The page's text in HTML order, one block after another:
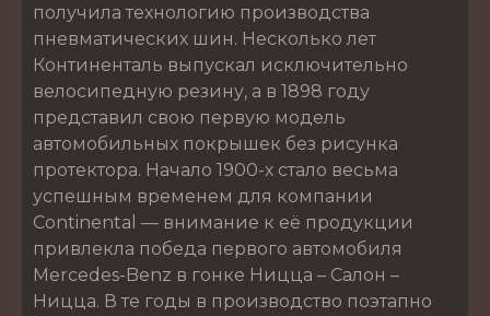
получила технологию производства
пневматических шин. Несколько лет
Континенталь выпускал исключительно
велосипедную резину, а в 1898 году
представил свою первую модель
автомобильных покрышек без рисунка
протектора. Начало 1900-х стало весьма
успешным временем для компании
Continental — внимание к её продукции
привлекла победа первого автомобиля
Mercedes-Benz в гонке Ницца – Салон –
Ницца. В те годы в производство поэтапно